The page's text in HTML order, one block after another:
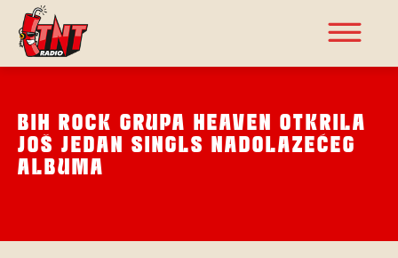
BIH ROCK GRUPA HEAVEN OTKRILA
JOŠ JEDAN SINGLS NADOLAZEĆEG
ALBUMA